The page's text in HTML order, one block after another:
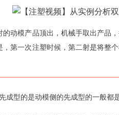
动模产品顶出，机械手取出产
第一次注塑时候，第二射是将
型的是动模侧的先成型的一般都